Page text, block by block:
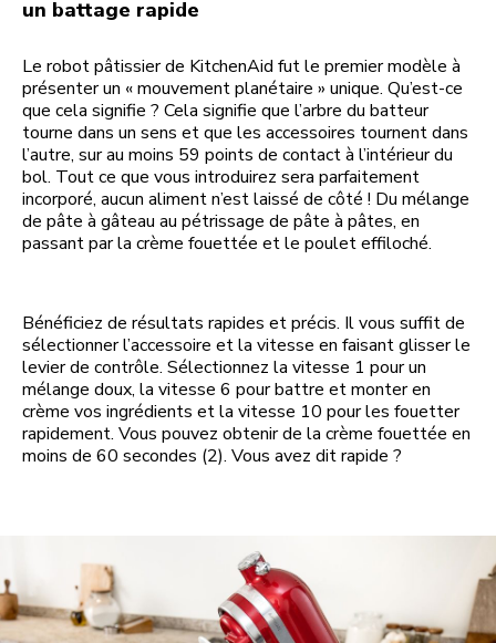
un battage rapide
Le robot pâtissier de KitchenAid fut le premier modèle à
présenter un « mouvement planétaire » unique. Qu’est-ce
que cela signifie ? Cela signifie que l’arbre du batteur
tourne dans un sens et que les accessoires tournent dans
l’autre, sur au moins 59 points de contact à l’intérieur du
bol. Tout ce que vous introduirez sera parfaitement
incorporé, aucun aliment n’est laissé de côté ! Du mélange
de pâte à gâteau au pétrissage de pâte à pâtes, en
passant par la crème fouettée et le poulet effiloché.
Bénéficiez de résultats rapides et précis. Il vous suffit de
sélectionner l’accessoire et la vitesse en faisant glisser le
levier de contrôle. Sélectionnez la vitesse 1 pour un
mélange doux, la vitesse 6 pour battre et monter en
crème vos ingrédients et la vitesse 10 pour les fouetter
rapidement. Vous pouvez obtenir de la crème fouettée en
moins de 60 secondes (2). Vous avez dit rapide ?